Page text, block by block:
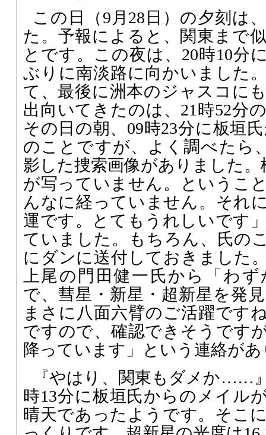
この日（9月28日）の夕刻は
た。予報によると、関東まで
とです。この夜は、20時10分
ぶりに南淡路に向かいました
て、最後に洲本のジャスコに
出向いてきたのは、21時52分
その日の朝、09時23分に板垣氏
のことですが、よく調べたら
影した捜索画像がありました。
が写っていません。というこ
んなに経っていません。それ
運です。とてもうれしいです
ていました。もちろん、氏の
にダンに送付しておきました
上尾の門田健一氏から「わ
で、彗星・新星・超新星を発
まさに八面六臂のご活躍です
ですので、確認できそうです
降っています」という連絡が
『やはり、関東もダメか……
時13分に板垣氏からのメイル
晴天であったようです。そこ